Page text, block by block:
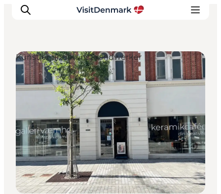
Inspiration
Regionen
Erlebnisse
Unterkünfte
Reiseplanung
Künstler und Kunsthandwerker